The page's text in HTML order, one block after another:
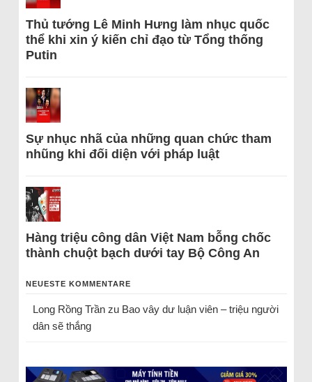
Thủ tướng Lê Minh Hưng làm nhục quốc
thể khi xin ý kiến chỉ đạo từ Tổng thống
Putin
Sự nhục nhã của những quan chức tham
nhũng khi đối diện với pháp luật
Hàng triệu công dân Việt Nam bỗng chốc
thành chuột bạch dưới tay Bộ Công An
NEUESTE KOMMENTARE
Long Rồng Trầnzu Bao vây dư luận viên – triệu người
dân sẽ thắng